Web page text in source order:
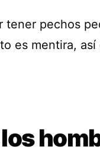
tener pechos
es mentira,